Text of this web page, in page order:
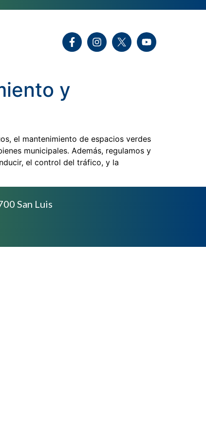
y
el mantenimiento de espacios verdes
municipales. Además, regulamos y
el control del tráfico, y la
San Luis